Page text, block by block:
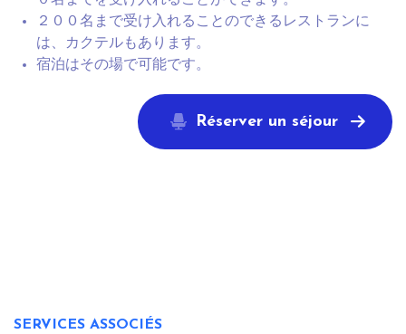
２００名まで受け入れることのできるレストランに
は、カクテルもあります。
宿泊はその場で可能です。
Réserver un séjour
SERVICES ASSOCIÉS